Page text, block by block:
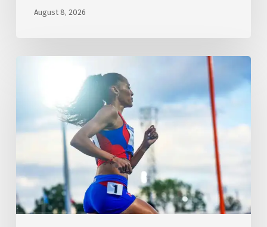
August 8, 2026
JCC,
Santo